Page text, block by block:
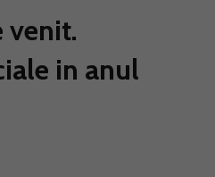
venit.
in anul